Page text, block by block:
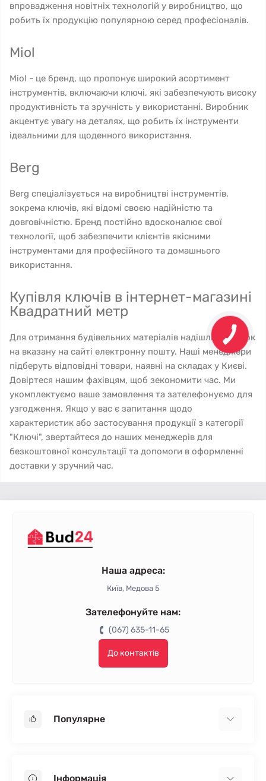
впровадження новітніх технологій у виробництво, що
робить їх продукцію популярною серед професіоналів.
Miol
Miol - це бренд, що пропонує широкий асортимент
інструментів, включаючи ключі, які забезпечують високу
продуктивність та зручність у використанні. Виробник
акцентує увагу на деталях, що робить їх інструменти
ідеальними для щоденного використання.
Berg
Berg спеціалізується на виробництві інструментів,
зокрема ключів, які відомі своєю надійністю та
довговічністю. Бренд постійно вдосконалює свої
технології, щоб забезпечити клієнтів якісними
інструментами для професійного та домашнього
використання.
Купівля ключів в інтернет-магазині
Квадратний метр
Для отримання будівельних матеріалів надішліть список
на вказану на сайті електронну пошту. Наші менеджери
підберуть відповідні товари, наявні на складах у Києві.
Довіртеся нашим фахівцям, щоб зекономити час. Ми
укомплектуємо ваше замовлення та зателефонуємо для
узгодження. Якщо у вас є запитання щодо
характеристик або застосування продукції з категорії
"Ключі", звертайтеся до наших менеджерів для
безкоштовної консультації та допомоги в оформленні
доставки у зручний час.
Наша адреса:
Київ, Медова 5
Зателефонуйте нам:
(067) 635-11-65
До контактів
Популярне
Інформація